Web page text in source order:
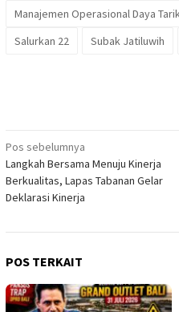
Manajemen Operasional Daya
Salurkan 22
Subak Jatiluwih
Navigasi
pos
Pos sebelumnya
Langkah Bersama Menuju Kinerja
Berkualitas, Lapas Tabanan Gelar
Deklarasi Kinerja
POS TERKAIT